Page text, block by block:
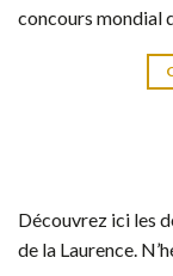
concours mondial
Découvrez ici les
de la Laurence.